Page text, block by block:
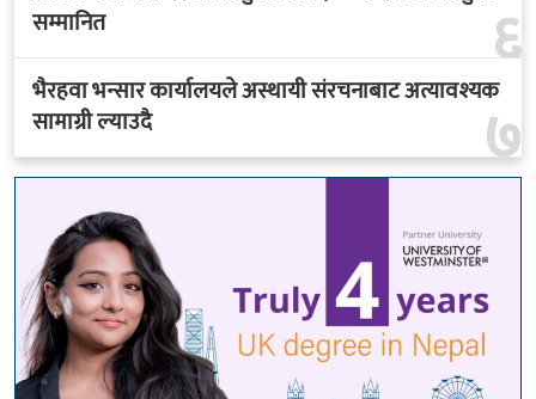
६
सम्मानित
७
भैरहवा भन्सार कार्यालयले अस्थायी संरचनाबाट अत्यावश्यक
सामाग्री ल्याउदै